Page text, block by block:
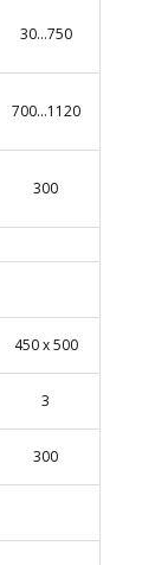
30…750
700…1120
300
450 х 500
3
300